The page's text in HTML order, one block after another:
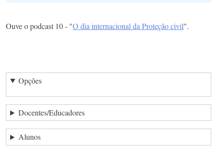
Ouve o podcast 10 - "O dia internacional da Proteção civil".
Opções
Docentes/Educadores
Alunos